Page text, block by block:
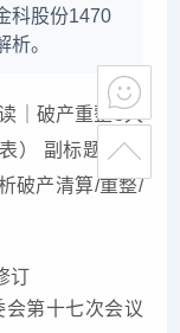
科股份1470
。
｜破产重整8大
） 副标题：18
破产清算/重整/
订
第十七次会议